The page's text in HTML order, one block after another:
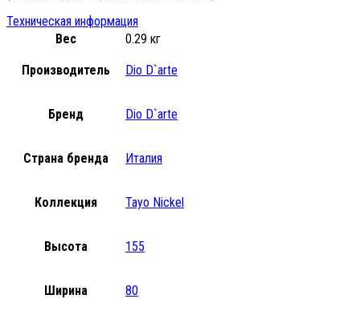
Техническая информация
Вес
0.29 кг
Производитель Dio D`arte
Бренд Dio D`arte
Страна бренда Италия
Коллекция Tayo Nickel
Высота 155
Ширина 80